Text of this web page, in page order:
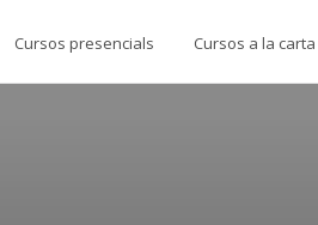
Cursos presencials Cursos a la carta